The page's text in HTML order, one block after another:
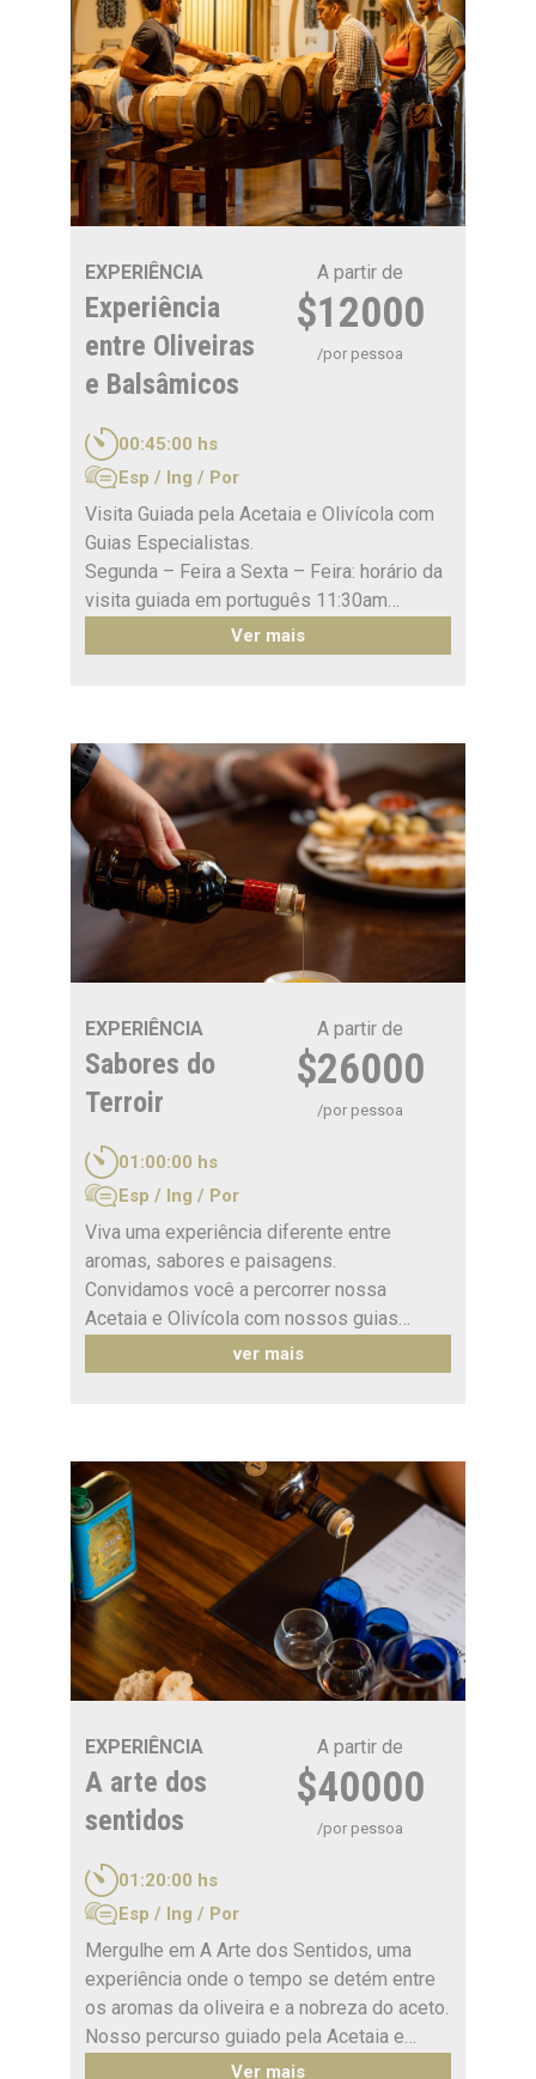
EXPERIÊNCIA
Experiência
entre Oliveiras
e Balsâmicos
00:45:00 hs
Esp / Ing / Por
A partir de
$12000
/por pessoa
Visita Guiada pela Acetaia e Olivícola com
Guias Especialistas.
Segunda – Feira a Sexta – Feira: horário da
visita guiada em português 11:30am
Segunda – Feira a Sexta – Feira: horário da
visita guiada em inglês 12:30am
Ver mais
EXPERIÊNCIA
Sabores do
Terroir
01:00:00 hs
Esp / Ing / Por
A partir de
$26000
/por pessoa
Viva uma experiência diferente entre
aromas, sabores e paisagens.
Convidamos você a percorrer nossa
Acetaia e Olivícola com nossos guias
especializados, descobrindo os segredos
por trás de nossos azeites e acetos
uma degustação de azeites de oliva extra-
virgens e acetos balsâmicos, acompanhada
por uma seleção de pães mendocinos,
queijo azul com geleia de uva, queijo
pategrás, azeitonas, mix de frutas frescas
e tomates secos.
ver mais
EXPERIÊNCIA
A arte dos
sentidos
01:20:00 hs
Esp / Ing / Por
A partir de
$40000
/por pessoa
Mergulhe em A Arte dos Sentidos, uma
experiência onde o tempo se detém entre
os aromas da oliveira e a nobreza do aceto.
Nosso percurso guiado pela Acetaia e
Olivícola Laur convida você a descobrir a
Ver mais